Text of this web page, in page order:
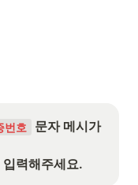
번호
문자 메시가
입력해주세요.